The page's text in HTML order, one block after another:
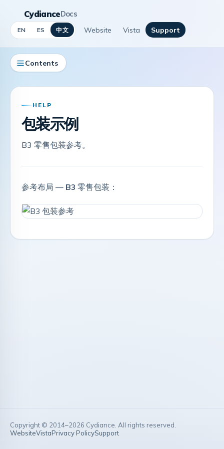
CydianceDocs
EN ES 中文 Website Vista Support
Contents
HELP
包装示例
B3 零售包装参考。
参考布局 — B3 零售包装：
Copyright © 2014–2026 Cydiance. All rights reserved.
WebsiteVistaPrivacy PolicySupport